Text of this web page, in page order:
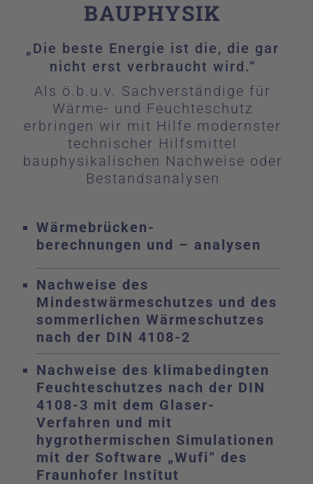
BAUPHYSIK
„Die beste Energie ist die, die gar
nicht erst verbraucht wird.“
Als ö.b.u.v. Sachverständige für
Wärme- und Feuchteschutz
erbringen wir mit Hilfe modernster
technischer Hilfsmittel
bauphysikalischen Nachweise oder
Bestandsanalysen
Wärmebrücken-
berechnungen und – analysen
Nachweise des
Mindestwärmeschutzes und des
sommerlichen Wärmeschutzes
nach der DIN 4108-2
Nachweise des klimabedingten
Feuchteschutzes nach der DIN
4108-3 mit dem Glaser-
Verfahren und mit
hygrothermischen Simulationen
mit der Software „Wufi“ des
Fraunhofer Institut